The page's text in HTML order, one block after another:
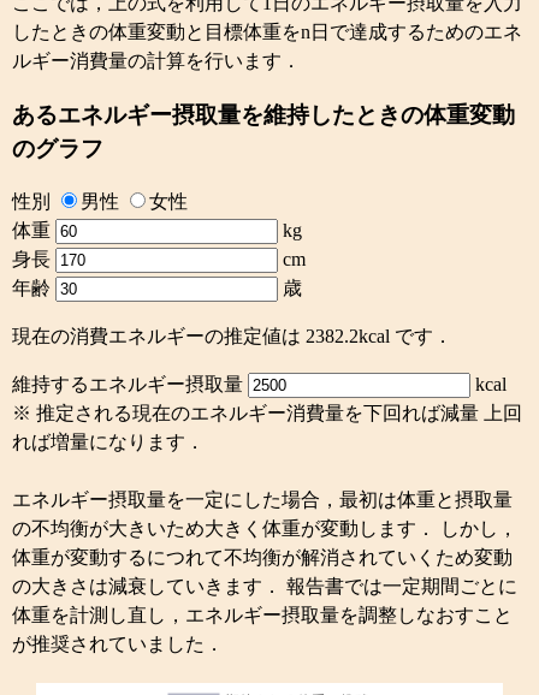
したときの体重変動と目標体重をn日で達成するためのエネ
ルギー消費量の計算を行います．
あるエネルギー摂取量を維持したときの体重変動
のグラフ
性別 男性
女性
体重
kg
身長
cm
年齢
歳
現在の消費エネルギーの推定値は 2382.2kcal です．
維持するエネルギー摂取量
kcal
※ 推定される現在のエネルギー消費量を下回れば減量 上回
れば増量になります．
エネルギー摂取量を一定にした場合，最初は体重と摂取量
の不均衡が大きいため大きく体重が変動します． しかし，
体重が変動するにつれて不均衡が解消されていくため変動
の大きさは減衰していきます． 報告書では一定期間ごとに
体重を計測し直し，エネルギー摂取量を調整しなおすこと
が推奨されていました．